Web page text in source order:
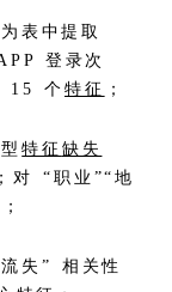
表中提取
登录次
15 个 特征 ；
特征 缺失
；对 “职业”“地
失” 相关性